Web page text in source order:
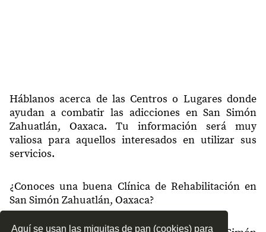
Aquí se usan las miguitas de pan (cookies) para
Háblanos acerca de las Centros o Lugares donde
ayudan a combatir las adicciones en San Simón
Zahuatlán, Oaxaca. Tu información será muy
valiosa para aquellos interesados en utilizar sus
servicios.
¿Conoces una buena Clínica de Rehabilitación en
San Simón Zahuatlán, Oaxaca?